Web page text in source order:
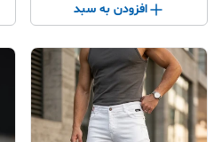
افزودن به سبد